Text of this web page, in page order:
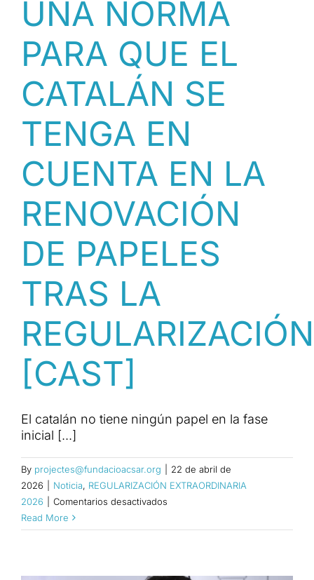
UNA NORMA
PARA QUE EL
CATALÁN SE
TENGA EN
CUENTA EN LA
RENOVACIÓN
DE PAPELES
TRAS LA
REGULARIZACIÓN
[CAST]
El catalán no tiene ningún papel en la fase
inicial [...]
By projectes@fundacioacsar.org
22 de abril de
2026
Noticia, REGULARIZACIÓN EXTRAORDINARIA
2026
Comentarios desactivados
GOVERN
Read More